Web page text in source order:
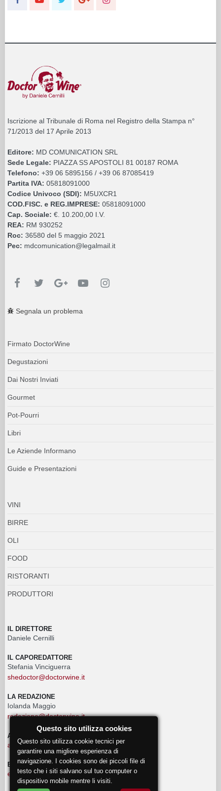
Iscrizione al Tribunale di Roma nel Registro della Stampa n°
71/2013 del 17 Aprile 2013
Editore: MD COMUNICATION SRL
Sede Legale: PIAZZA SS APOSTOLI 81 00187 ROMA
Telefono: +39 06 5895156 / +39 06 87085419
Partita IVA: 05818091000
Codice Univoco (SDI): M5UXCR1
COD.FISC. e REG.IMPRESE: 05818091000
Cap. Sociale: €. 10.200,00 I.V.
REA: RM 930252
Roc: 36580 del 5 maggio 2021
Pec: mdcomunication@legalmail.it
Segnala un problema
Firmato DoctorWine
Degustazioni
Dai Nostri Inviati
Gourmet
Pot-Pourri
Libri
Le Aziende Informano
Guide e Presentazioni
VINI
BIRRE
OLI
FOOD
RISTORANTI
PRODUTTORI
IL DIRETTORE
Daniele Cernilli
IL CAPOREDATTORE
Stefania Vinciguerra
shedoctor@doctorwine.it
LA REDAZIONE
Iolanda Maggio
redazione@doctorwine.it
ADVERTISING
advertising@doctorwine.it
EVENTI
eventi@doctorwine.it
Questo sito utilizza cookies
Questo sito utilizza cookie tecnici per
garantire una migliore esperienza di
navigazione. I cookies sono dei piccoli file di
testo che i siti salvano sul tuo computer o
dispositivo mobile mentre li visiti.